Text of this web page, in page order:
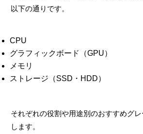
以下の通りです。
CPU
グラフィックボード（GPU）
メモリ
ストレージ（SSD・HDD）
それぞれの役割や用途別のおすすめグ
します。